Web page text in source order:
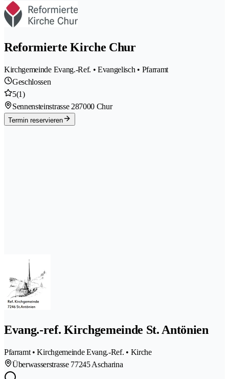
Reformierte Kirche Chur
Kirchgemeinde Evang.-Ref. • Evangelisch • Pfarramt
Geschlossen
5(1)
Sennensteinstrasse 287000 Chur
Termin reservieren
Evang.-ref. Kirchgemeinde St. Antönien
Pfarramt • Kirchgemeinde Evang.-Ref. • Kirche
Überwasserstrasse 77245 Ascharina